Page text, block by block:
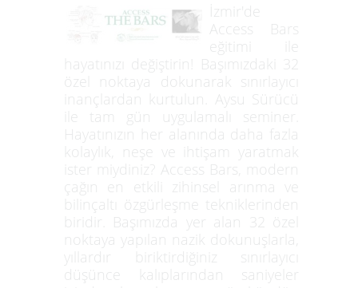
İzmir'de
Access Bars
eğitimi ile
hayatınızı değiştirin! Başımızdaki 32
özel noktaya dokunarak sınırlayıcı
inançlardan kurtulun. Aysu Sürücü
ile tam gün uygulamalı seminer.
Hayatınızın her alanında daha fazla
kolaylık, neşe ve ihtişam yaratmak
ister miydiniz? Access Bars, modern
çağın en etkili zihinsel arınma ve
bilinçaltı özgürleşme tekniklerinden
biridir. Başımızda yer alan 32 özel
noktaya yapılan nazik dokunuşlarla,
yıllardır biriktirdiğiniz sınırlayıcı
düşünce kalıplarından saniyeler